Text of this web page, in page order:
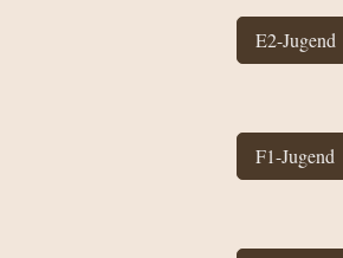
E2-Jugend
F1-Jugend